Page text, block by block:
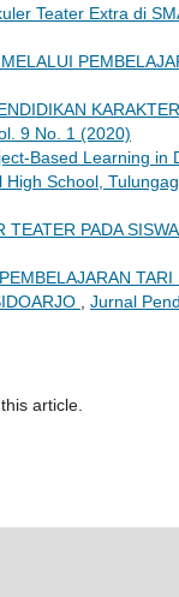
Teater Extra di
9 No. 1 (2020)
Based Learning in
School,
TEATER PADA
PEMBELAJARAN
Jurnal
article.